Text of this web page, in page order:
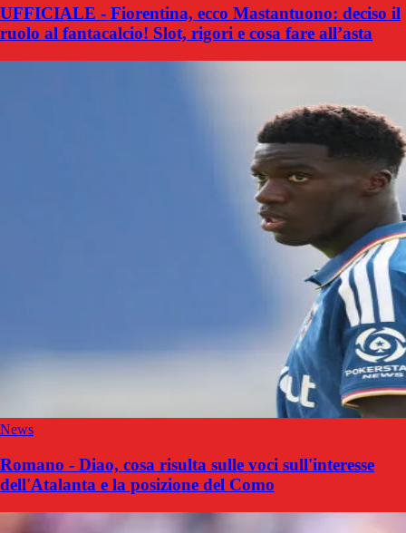
UFFICIALE - Fiorentina, ecco Mastantuono: deciso il
ruolo al fantacalcio! Slot, rigori e cosa fare all’asta
News
Romano - Diao, cosa risulta sulle voci sull'interesse
dell'Atalanta e la posizione del Como